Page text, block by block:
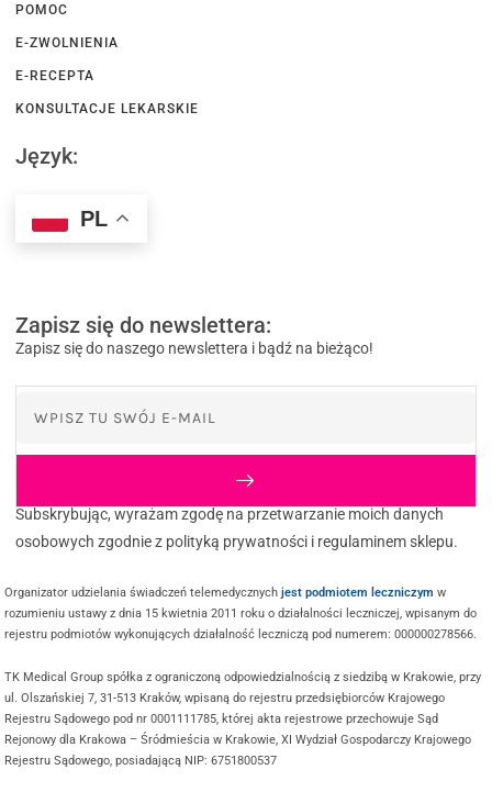
POMOC
E-ZWOLNIENIA
E-RECEPTA
KONSULTACJE LEKARSKIE
Język:
PL
Zapisz się do newslettera:
Zapisz się do naszego newslettera i bądź na bieżąco!
Subskrybując, wyrażam zgodę na przetwarzanie moich danych
osobowych zgodnie z polityką prywatności i regulaminem sklepu.
Organizator udzielania świadczeń telemedycznychjest podmiotem leczniczym w
rozumieniu ustawy z dnia 15 kwietnia 2011 roku o działalności leczniczej, wpisanym do
rejestru podmiotów wykonujących działalność leczniczą pod numerem: 000000278566.
TK Medical Group spółka z ograniczoną odpowiedzialnością z siedzibą w Krakowie, przy
ul. Olszańskiej 7, 31-513 Kraków, wpisaną do rejestru przedsiębiorców Krajowego
Rejestru Sądowego pod nr 0001111785, której akta rejestrowe przechowuje Sąd
Rejonowy dla Krakowa – Śródmieścia w Krakowie, XI Wydział Gospodarczy Krajowego
Rejestru Sądowego, posiadającą NIP: 6751800537